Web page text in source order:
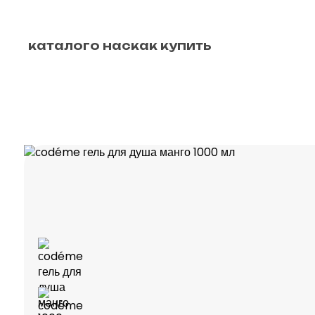
каталого наскак купить